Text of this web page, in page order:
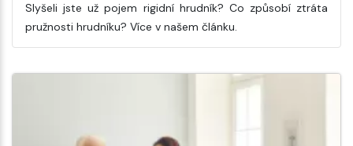
Slyšeli jste už pojem rigidní hrudník? Co způsobí ztráta
pružnosti hrudníku? Více v našem článku.